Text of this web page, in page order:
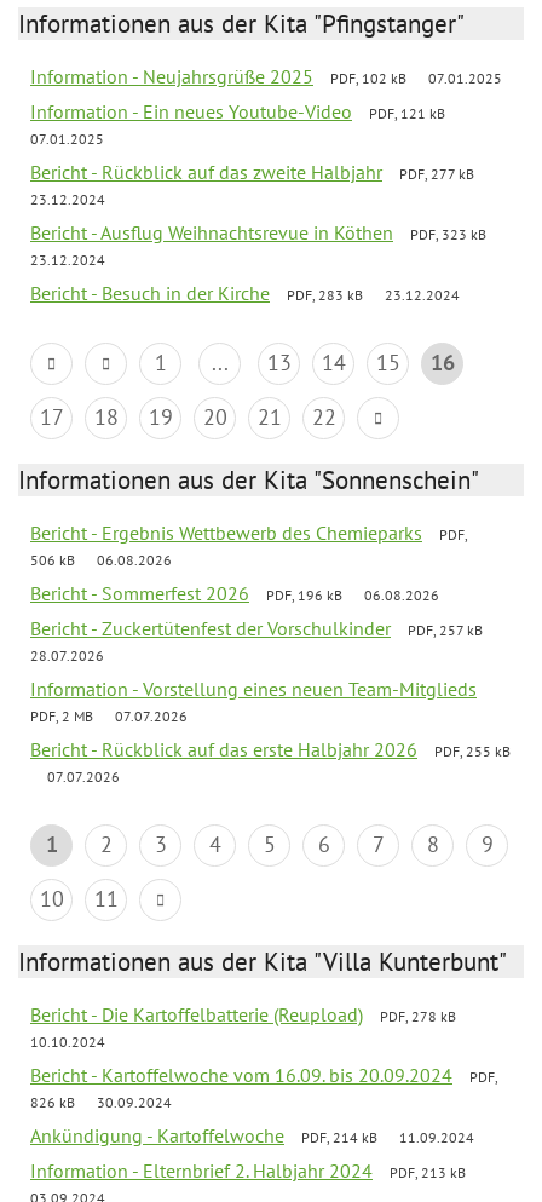
Informationen aus der Kita "Pfingstanger"
Information - Neujahrsgrüße 2025 PDF, 102 kB 07.01.2025
Information - Ein neues Youtube-Video
PDF, 121 kB
07.01.2025
Bericht - Rückblick auf das zweite Halbjahr
PDF, 277 kB
23.12.2024
Bericht - Ausflug Weihnachtsrevue in Köthen
PDF, 323 kB
23.12.2024
Bericht - Besuch in der Kirche PDF, 283 kB 23.12.2024
1 ... 13 14 15
16
17
18 19 20 21 22
Informationen aus der Kita "Sonnenschein"
Bericht - Ergebnis Wettbewerb des Chemieparks
PDF,
506 kB
06.08.2026
Bericht - Sommerfest 2026 PDF, 196 kB 06.08.2026
Bericht - Zuckertütenfest der Vorschulkinder
PDF, 257 kB
28.07.2026
Information - Vorstellung eines neuen Team-Mitglieds
PDF, 2 MB 07.07.2026
Bericht - Rückblick auf das erste Halbjahr 2026
PDF, 255 kB
07.07.2026
1 2 3 4 5 6 7 8
9
10
11
Informationen aus der Kita "Villa Kunterbunt"
Bericht - Die Kartoffelbatterie (Reupload)
PDF, 278 kB
10.10.2024
Bericht - Kartoffelwoche vom 16.09. bis 20.09.2024
PDF,
826 kB
30.09.2024
Ankündigung - Kartoffelwoche PDF, 214 kB 11.09.2024
Information - Elternbrief 2. Halbjahr 2024
PDF, 213 kB
03.09.2024